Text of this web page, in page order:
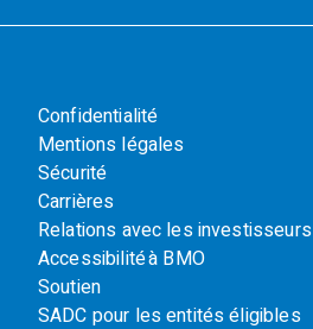
Confidentialité
Mentions légales
Sécurité
Carrières
Relations avec les investisseurs
Accessibilité à BMO
Soutien
SADC pour les entités éligibles